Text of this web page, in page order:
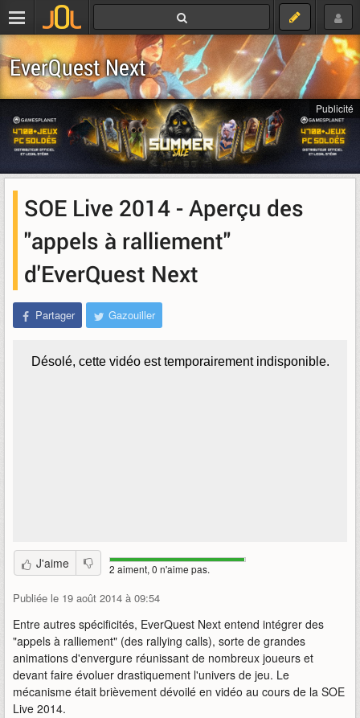
EverQuest Next
Publicité
SOE Live 2014 - Aperçu des
"appels à ralliement"
d'EverQuest Next
Partager Gazouiller
J'aime 2 aiment, 0 n'aime pas.
Publiée le 19 août 2014 à 09:54
Entre autres spécificités, EverQuest Next entend intégrer des
"appels à ralliement" (des rallying calls), sorte de grandes
animations d'envergure réunissant de nombreux joueurs et
devant faire évoluer drastiquement l'univers de jeu. Le
mécanisme était brièvement dévoilé en vidéo au cours de la SOE
Live 2014.